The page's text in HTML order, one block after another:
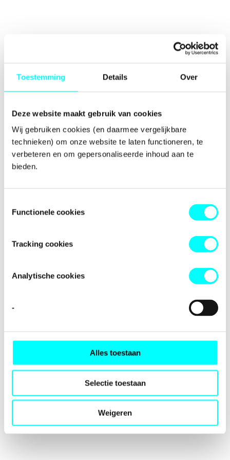
Toestemming Details Over
Deze website maakt gebruik van cookies
Wij gebruiken cookies (en daarmee vergelijkbare
technieken) om onze website te laten functioneren, te
verbeteren en om gepersonaliseerde inhoud aan te
bieden.
Functionele cookies
Tracking cookies
Analytische cookies
-
Alles toestaan
Selectie toestaan
Weigeren
-side exception has occurred while
browser consolefor